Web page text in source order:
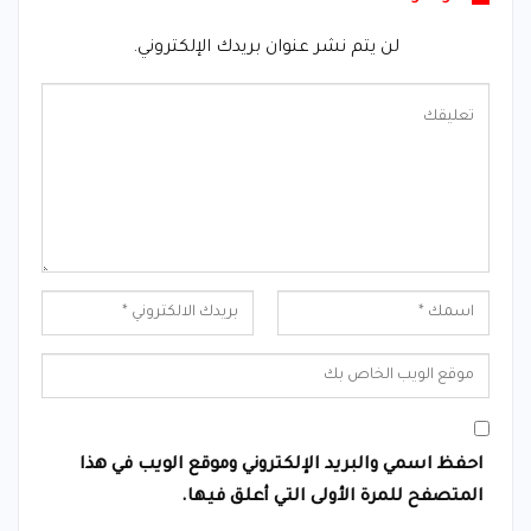
لن يتم نشر عنوان بريدك الإلكتروني.
احفظ اسمي والبريد الإلكتروني وموقع الويب في هذا
المتصفح للمرة الأولى التي أعلق فيها.